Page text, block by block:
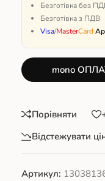
Безготівка без
Безготівка з ПДВ
Visa/MasterCard
mono
Порівняти
Відстежувати
Артикул: